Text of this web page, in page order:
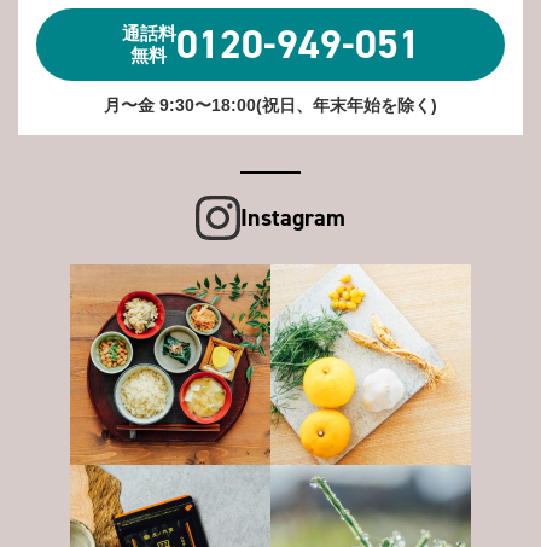
通話料
無料 0120-949-051
月〜金 9:30〜18:00(祝日、年末年始を除く)
Instagram